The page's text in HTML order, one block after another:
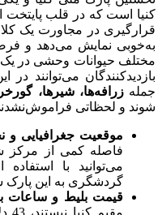
کنیا است که در قلب پایتخت
قرارگیری در مجاورت یک
به‌خوبی نمایش می‌دهد و
مختلف حیوانات وحشی در
بازدیدکنندگان می‌توانند در
جملهزرافه‌ها، شیرها،
شوند و لحظاتی
موقعیت جغرافیایی
فاصله کمی از مرکز
می‌توانید با
گردشگری به این پارک
قیمت بلیط و ساعات